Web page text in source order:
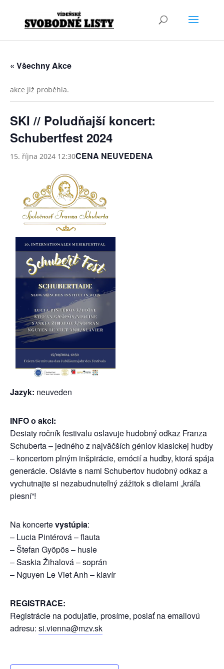
« Všechny Akce
akce již proběhla.
SKI // Poludňajší koncert:
Schubertfest 2024
15. října 2024 12:30CENA NEUVEDENA
Jazyk: neuveden
INFO o akci:
Desiaty ročník festivalu oslavuje hudobný odkaz Franza
Schuberta – jedného z najväčších géniov klasickej hudby
– koncertom plným inšpirácie, emócií a hudby, ktorá spája
generácie. Oslávte s nami Schubertov hudobný odkaz a
vychutnajte si nezabudnuteľný zážitok s dielami „kráľa
piesní“!
Na koncertevystúpia:
– Lucia Pintérová – flauta
– Štefan Gyöpös – husle
– Saskia Žihalová – soprán
– Nguyen Le Viet Anh – klavír
REGISTRACE:
Registrácie na podujatie, prosíme, poslať na emailovú
adresu: si.vienna@mzv.sk